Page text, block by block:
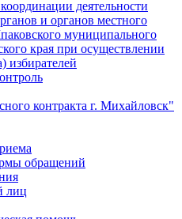
деятельности
и органов местного
муниципального
края при осуществлении
избирателей
контракта г. Михайловск"
обращений
лиц